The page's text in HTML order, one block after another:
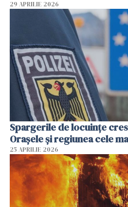
29 APRILIE 2026
Spargerile de locuințe
Orașele și regiunea cele
25 APRILIE 2026